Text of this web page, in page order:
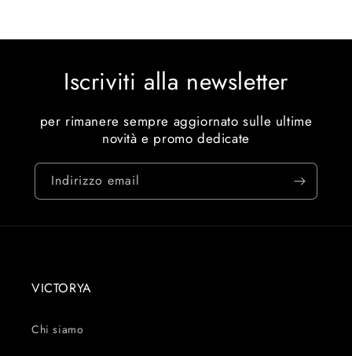
Iscriviti alla newsletter
per rimanere sempre aggiornato sulle ultime
novità e promo dedicate
Indirizzo email
VICTORYA
Chi siamo